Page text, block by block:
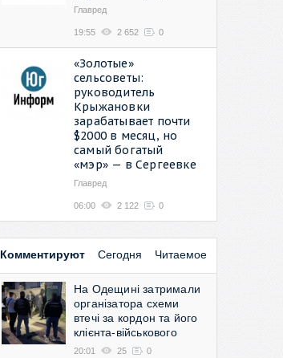
Главред
19:55 2 652 0
«Золотые»
сельсоветы:
руководитель
Крыжановки
зарабатывает почти
$2000 в месяц, но
самый богатый
«мэр» — в Сергеевке
Главред
06:00 2 122 0
Комментируют Сегодня Читаемое
На Одещині затримали
організатора схеми
втечі за кордон та його
клієнта-військового
20:01 25 0